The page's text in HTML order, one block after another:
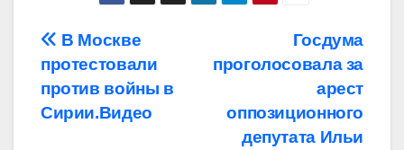
Навигация
по
записям
Госдума
проголосовала за
арест
оппозиционного
депутата Ильи
В Москве
протестовали
против войны в
Сирии.Видео